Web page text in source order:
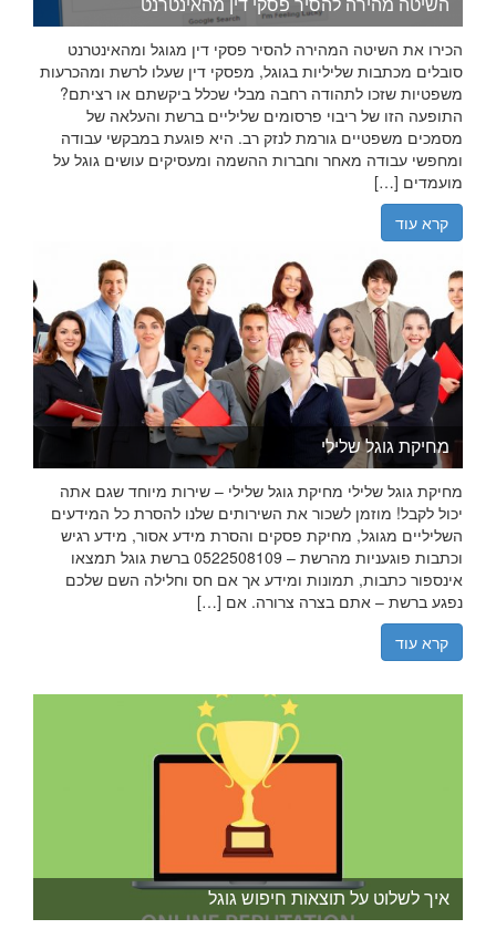
השיטה מהירה להסיר פסקי דין מהאינטרנט
הכירו את השיטה המהירה להסיר פסקי דין מגוגל ומהאינטרנט
סובלים מכתבות שליליות בגוגל, מפסקי דין שעלו לרשת ומהכרעות
משפטיות שזכו לתהודה רחבה מבלי שכלל ביקשתם או רציתם?
התופעה הזו של ריבוי פרסומים שליליים ברשת והעלאה של
מסמכים משפטיים גורמת לנזק רב. היא פוגעת במבקשי עבודה
ומחפשי עבודה מאחר וחברות ההשמה ומעסיקים עושים גוגל על
מועמדים […]
קרא עוד
מחיקת גוגל שלילי
מחיקת גוגל שלילי מחיקת גוגל שלילי – שירות מיוחד שגם אתה
יכול לקבל! מוזמן לשכור את השירותים שלנו להסרת כל המידעים
השליליים מגוגל, מחיקת פסקים והסרת מידע אסור, מידע רגיש
וכתבות פוגעניות מהרשת – 0522508109 ברשת גוגל תמצאו
אינספור כתבות, תמונות ומידע אך אם חס וחלילה השם שלכם
נפגע ברשת – אתם בצרה צרורה. אם […]
קרא עוד
איך לשלוט על תוצאות חיפוש גוגל